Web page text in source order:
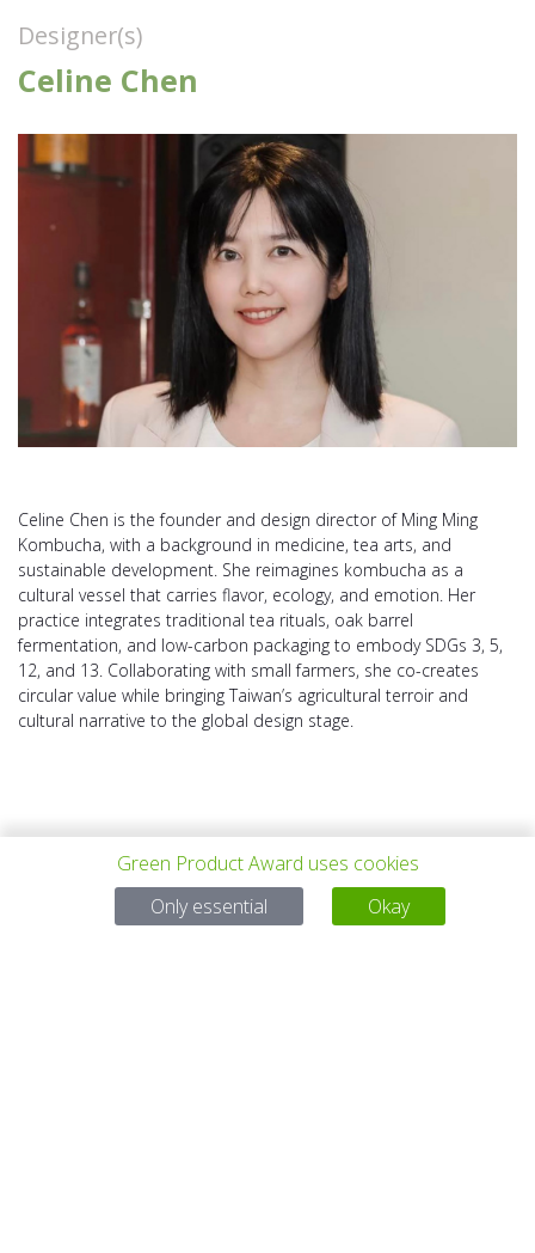
Designer(s)
Celine Chen
Celine Chen is the founder and design director of Ming Ming
Kombucha, with a background in medicine, tea arts, and
sustainable development. She reimagines kombucha as a
cultural vessel that carries flavor, ecology, and emotion. Her
practice integrates traditional tea rituals, oak barrel
fermentation, and low-carbon packaging to embody SDGs 3, 5,
12, and 13. Collaborating with small farmers, she co-creates
circular value while bringing Taiwan’s agricultural terroir and
cultural narrative to the global design stage.
VORHERIGES ALLE PROJEKTE NÄCHSTES
Green Product Award uses cookies
Only essential
Okay